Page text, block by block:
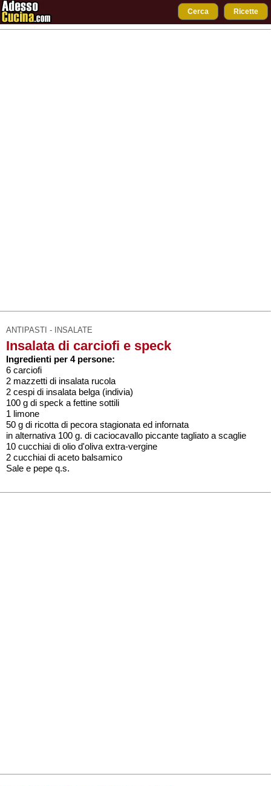
Cerca Ricette
ANTIPASTI - INSALATE
Insalata di carciofi e speck
Ingredienti per 4 persone:
6 carciofi
2 mazzetti di insalata rucola
2 cespi di insalata belga (indivia)
100 g di speck a fettine sottili
1 limone
50 g di ricotta di pecora stagionata ed infornata
in alternativa 100 g. di caciocavallo piccante tagliato a scaglie
10 cucchiai di olio d'oliva extra-vergine
2 cucchiai di aceto balsamico
Sale e pepe q.s.